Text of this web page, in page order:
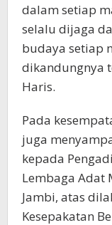
dalam setiap
selalu dijaga
budaya setiap
dikandungnya
Haris.
Pada
juga
kepada
Lembaga Adat
Jambi, atas
Kesepakatan